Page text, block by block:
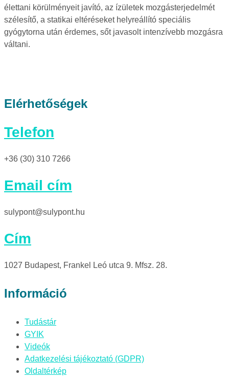
élettani körülményeit javító, az ízületek mozgásterjedelmét
szélesítő, a statikai eltéréseket helyreállító speciális
gyógytorna után érdemes, sőt javasolt intenzívebb mozgásra
váltani.
Elérhetőségek
Telefon
+36 (30) 310 7266
Email cím
sulypont@sulypont.hu
Cím
1027 Budapest, Frankel Leó utca 9. Mfsz. 28.
Információ
Tudástár
GYIK
Videók
Adatkezelési tájékoztató (GDPR)
Oldaltérkép